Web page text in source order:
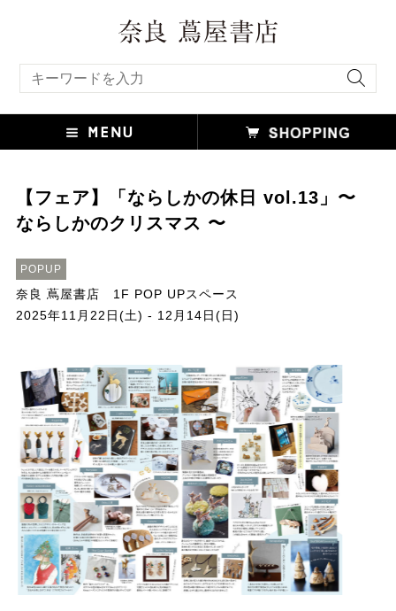
【フェア】「ならしかの休日 vol.13」〜
ならしかのクリスマス 〜
POPUP
奈良 蔦屋書店 1F POP UPスペース
2025年11月22日(土) - 12月14日(日)